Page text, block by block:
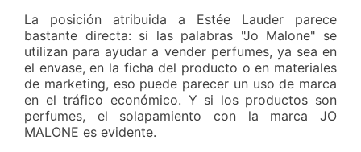
La posición atribuida a Estée Lauder parece
bastante directa: si las palabras "Jo Malone" se
utilizan para ayudar a vender perfumes, ya sea en
el envase, en la ficha del producto o en materiales
de marketing, eso puede parecer un uso de marca
en el tráfico económico. Y si los productos son
perfumes, el solapamiento con la marca JO
MALONE es evidente.